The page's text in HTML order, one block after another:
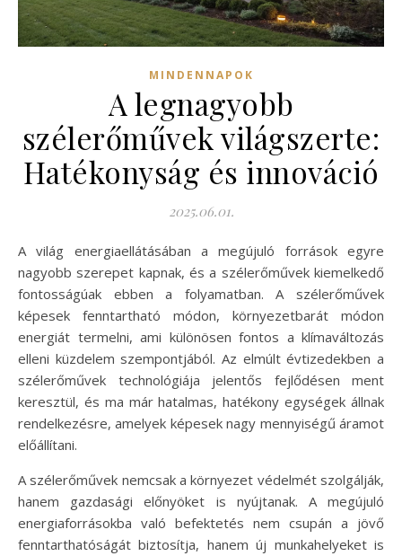
MINDENNAPOK
A legnagyobb
szélerőművek világszerte:
Hatékonyság és innováció
2025.06.01.
A világ energiaellátásában a megújuló források egyre
nagyobb szerepet kapnak, és a szélerőművek kiemelkedő
fontosságúak ebben a folyamatban. A szélerőművek
képesek fenntartható módon, környezetbarát módon
energiát termelni, ami különösen fontos a klímaváltozás
elleni küzdelem szempontjából. Az elmúlt évtizedekben a
szélerőművek technológiája jelentős fejlődésen ment
keresztül, és ma már hatalmas, hatékony egységek állnak
rendelkezésre, amelyek képesek nagy mennyiségű áramot
előállítani.
A szélerőművek nemcsak a környezet védelmét szolgálják,
hanem gazdasági előnyöket is nyújtanak. A megújuló
energiaforrásokba való befektetés nem csupán a jövő
fenntarthatóságát biztosítja, hanem új munkahelyeket is